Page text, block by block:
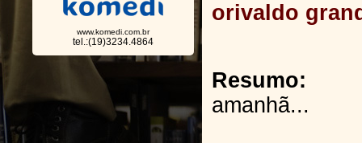
www.komedi.com.br
tel.:(19)3234.4864
orivaldo
Resumo:
amanhã...